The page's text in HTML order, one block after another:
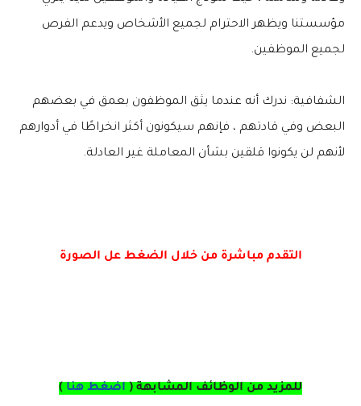
مؤسستنا ويظهر الاحترام لجميع الأشخاص ويدعم الفرص
لجميع الموظفين.
الشفافية: ندرك أنه عندما يثق الموظفون بعمق في بعضهم
البعض وفي قادتهم ، فإنهم سيكونون أكثر انخراطًا في أدوارهم
لأنهم لن يكونوا قلقين بشأن المعاملة غير العادلة.
التقدم مباشرة من خلال الضغط عل الصورة
للمزيد من الوظائف المشابهة ( اضغط هنا )